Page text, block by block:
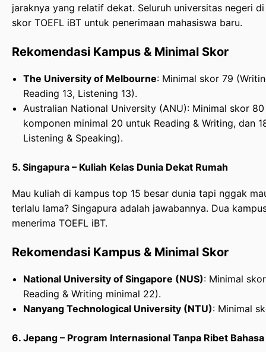
jaraknya yang relatif dekat. Seluruh universitas negeri
skor TOEFL iBT untuk penerimaan mahasiswa baru.
Rekomendasi Kampus & Minimal Skor
The University of Melbourne: Minimal skor 79
Reading 13, Listening 13).
Australian National University (ANU): Minimal skor
komponen minimal 20 untuk Reading & Writing, dan
Listening & Speaking).
5. Singapura – Kuliah Kelas Dunia Dekat Rumah
Mau kuliah di kampus top 15 besar dunia tapi nggak
terlalu lama? Singapura adalah jawabannya. Dua
menerima TOEFL iBT.
Rekomendasi Kampus & Minimal Skor
National University of Singapore (NUS): Minimal
Reading & Writing minimal 22).
Nanyang Technological University (NTU): Minimal
6. Jepang – Program Internasional Tanpa Ribet